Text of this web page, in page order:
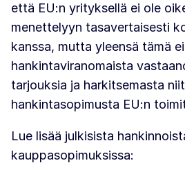
että EU:n yrityksellä ei ole
menettelyyn tasavertaisesti
kanssa, mutta yleensä tämä
hankintaviranomaista
tarjouksia ja harkitsemasta
hankintasopimusta EU:n
Lue lisää julkisista
kauppasopimuksissa: